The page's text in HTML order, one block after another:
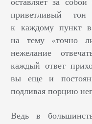
приветливый
к каждому пункт
на тему «точно
нежелание
каждый ответ
вы еще и
подливая порцию
Ведь в